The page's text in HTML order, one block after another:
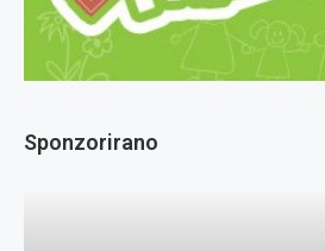
Sponzorirano